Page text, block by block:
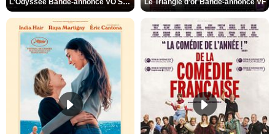
L'Odyssée Bande-annonce VO STFR Le Triangle d'or Bande-annonce VF